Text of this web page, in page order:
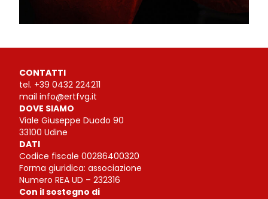
CONTATTI
tel. +39 0432 224211
mail info@ertfvg.it
DOVE SIAMO
Viale Giuseppe Duodo 90
33100 Udine
DATI
Codice fiscale 00286400320
Forma giuridica: associazione
Numero REA UD – 232316
Con il sostegno di